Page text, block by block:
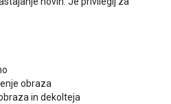
obraza
in dekolteja